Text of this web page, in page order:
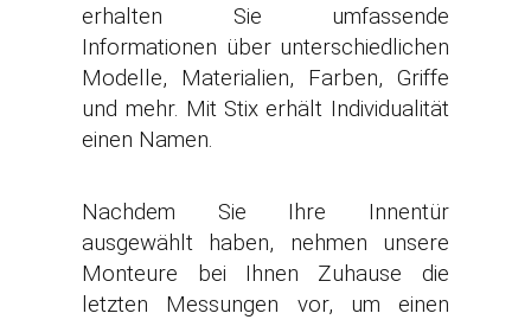
erhalten Sie umfassende
Informationen über unterschiedlichen
Modelle, Materialien, Farben, Griffe
und mehr. Mit Stix erhält Individualität
einen Namen.
Nachdem Sie Ihre Innentür
ausgewählt haben, nehmen unsere
Monteure bei Ihnen Zuhause die
letzten Messungen vor, um einen